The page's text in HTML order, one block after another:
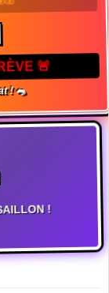
🚨
! 🐀
!